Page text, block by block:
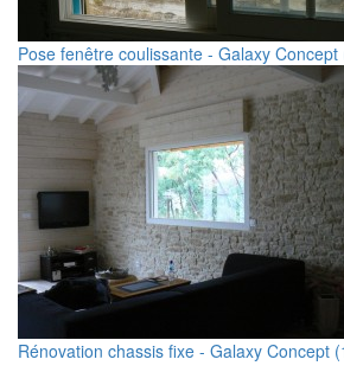
Pose fenêtre coulissante - Galaxy Concept
Rénovation chassis fixe - Galaxy Concept